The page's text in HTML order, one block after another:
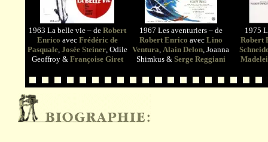
1963 La belle vie – de Robert
Enrico avec Frédéric de
Pasquale, Josée Steiner, Odile
Geoffroy & Françoise Giret
1967 Les aventuriers – de
Robert Enrico avec Lino
Ventura, Alain Delon, Joanna
Shimkus & Serge Reggiani
1975
Robert